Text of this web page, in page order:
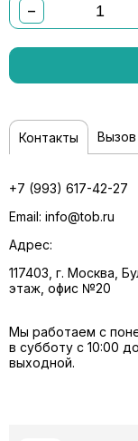
−
Контакты
+7 (993) 617-42-27
Email: info@tob.ru
Адрес:
117403, г. Москва,
этаж, офис №20
Мы работаем с
в субботу с 10:00
выходной.